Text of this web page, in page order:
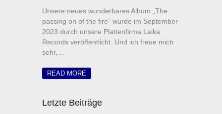
Unsere neues wunderbares Album „The
passing on of the fire” wurde im September
2023 durch unsere Plattenfirma Laika
Records veröffentlicht. Und ich freue mich
sehr,…
READ MORE
Letzte Beiträge